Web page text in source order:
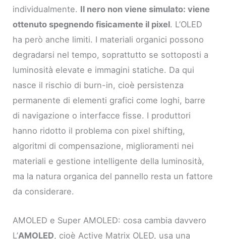
individualmente. Il nero non viene simulato: viene
ottenuto spegnendo fisicamente il pixel. L’OLED
ha però anche limiti. I materiali organici possono
degradarsi nel tempo, soprattutto se sottoposti a
luminosità elevate e immagini statiche. Da qui
nasce il rischio di burn-in, cioè persistenza
permanente di elementi grafici come loghi, barre
di navigazione o interfacce fisse. I produttori
hanno ridotto il problema con pixel shifting,
algoritmi di compensazione, miglioramenti nei
materiali e gestione intelligente della luminosità,
ma la natura organica del pannello resta un fattore
da considerare.
AMOLED e Super AMOLED: cosa cambia davvero
L’AMOLED, cioè Active Matrix OLED, usa una